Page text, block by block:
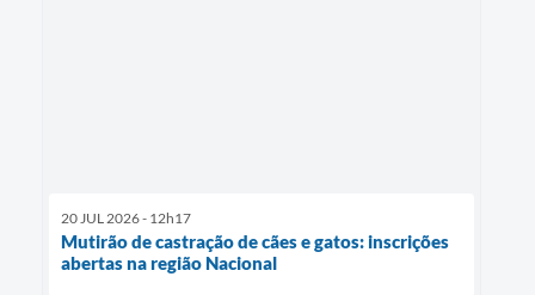
20 JUL 2026 - 12h17
Mutirão de castração de cães e gatos: inscrições
abertas na região Nacional